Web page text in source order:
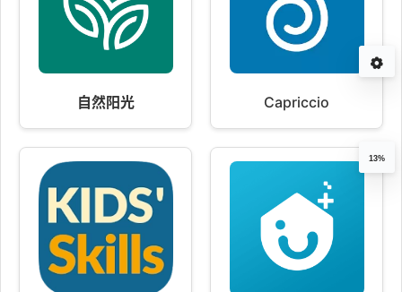
自然阳光 Capriccio
13%